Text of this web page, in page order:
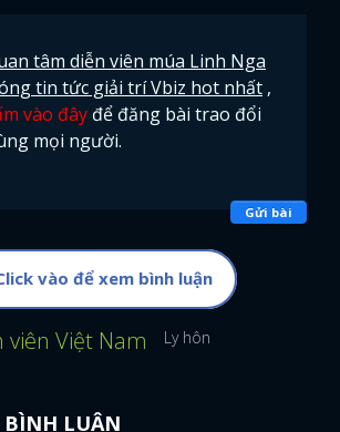
tâm diễn viên múa Linh Nga
tin tức giải trí Vbiz hot nhất ,
vào đây để đăng bài trao đổi
mọi người.
Gửi bài
vào để xem bình luận
viên Việt Nam Ly hôn
BÌNH LUẬN